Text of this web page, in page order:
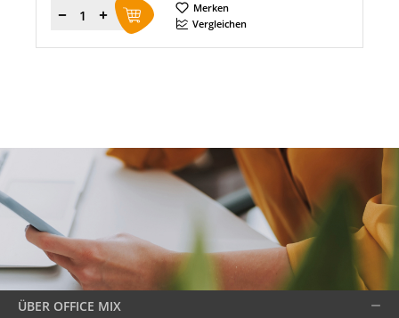
Menge
Merken
Vergleichen
ÜBER OFFICE MIX